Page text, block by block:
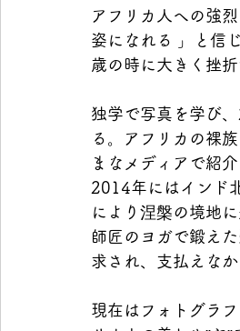
アフリカ人への強
姿になれる 」と信
歳の時に大きく挫折
独学で写真を学び
る。アフリカの裸
まなメディアで紹介
2014年にはインド
により涅槃の境地
師匠のヨガで鍛え
求され、支払えな
現在はフォトグラ